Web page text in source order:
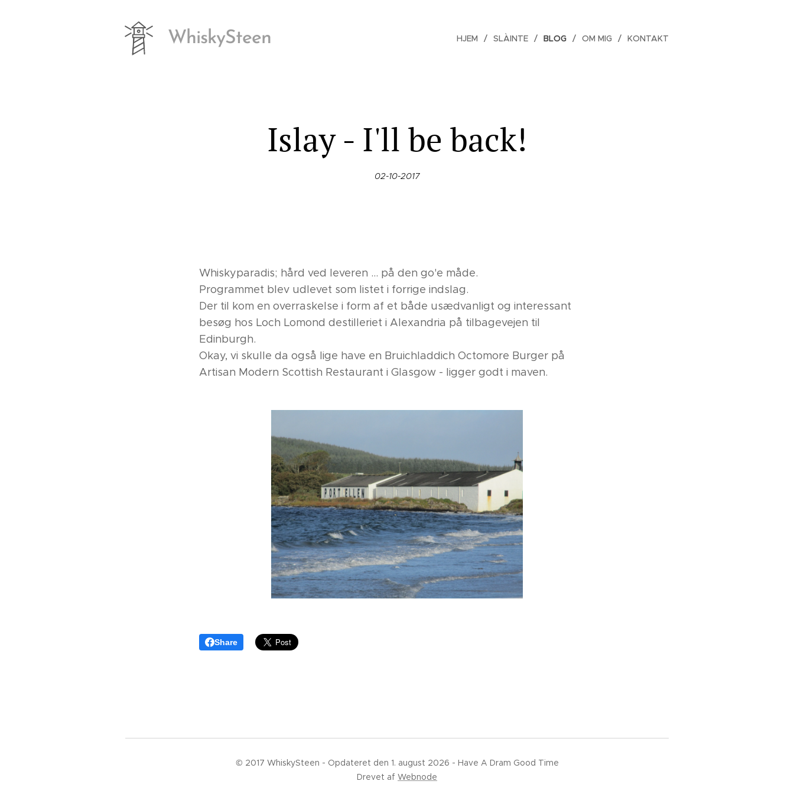
WhiskySteen HJEM SLÀINTE BLOG OM MIG KONTAKT
Islay - I'll be back!
02-10-2017
Whiskyparadis; hård ved leveren ... på den go'e måde.
Programmet blev udlevet som listet i forrige indslag.
Der til kom en overraskelse i form af et både usædvanligt og interessant
besøg hos Loch Lomond destilleriet i Alexandria på tilbagevejen til
Edinburgh.
Okay, vi skulle da også lige have en Bruichladdich Octomore Burger på
Artisan Modern Scottish Restaurant i Glasgow - ligger godt i maven.
Share
© 2017 WhiskySteen - Opdateret den 1. august 2026 - Have A Dram Good Time
Drevet af Webnode